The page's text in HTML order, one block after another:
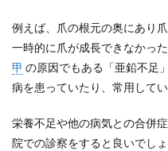
例えば、爪の根元の奥にあり
一時的に爪が成長できなかっ
甲 の原因でもある「亜鉛不足
病を患っていたり、常用して
栄養不足や他の病気との合併
院での診察をすると良いでしょ